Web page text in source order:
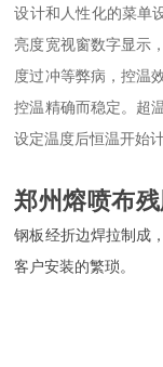
设计和人性化的菜单
亮度宽视窗数字显示
度过冲等弊病，控温
控温精确而稳定。超
设定温度后恒温开始
郑州熔喷布
钢板经折边焊拉制成
客户安装的繁琐。